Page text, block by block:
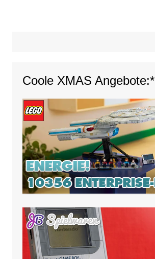
Coole XMAS Angebote:*